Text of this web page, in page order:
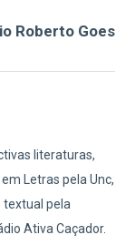
Roberto Goes
literaturas,
Letras pela Unc,
textual pela
Ativa Caçador.